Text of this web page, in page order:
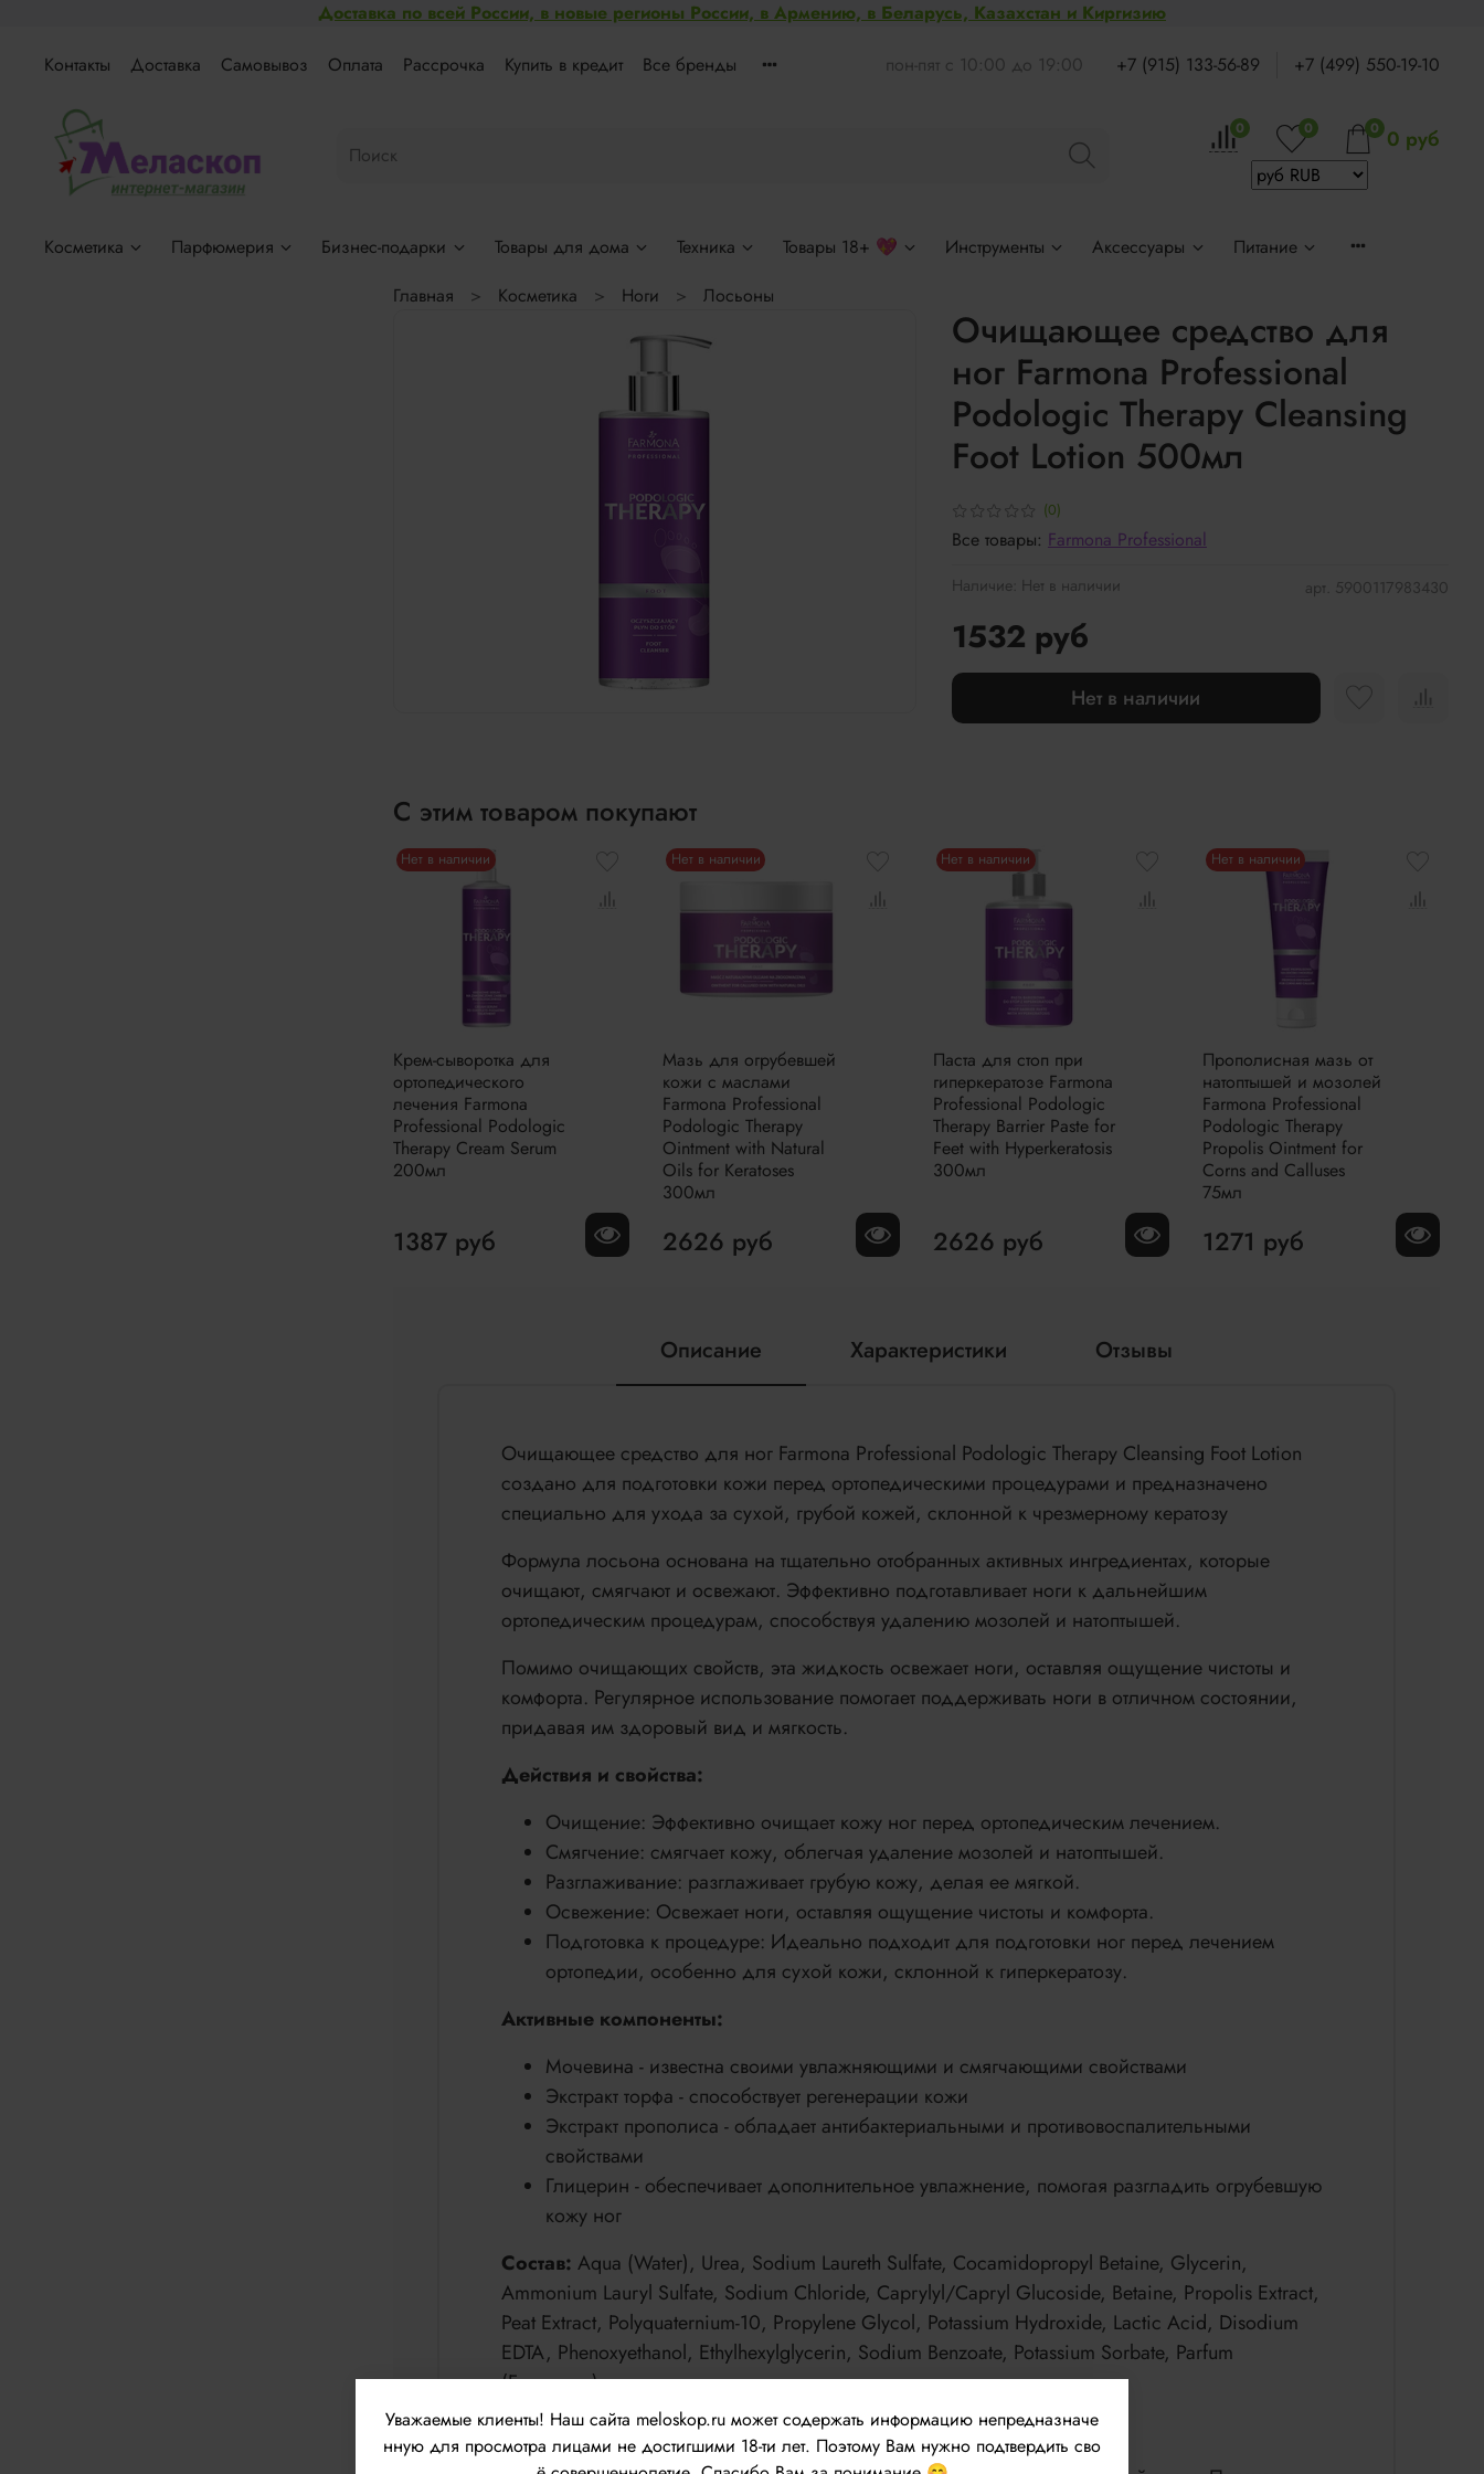
Доставка по всей России, в новые регионы России, в Армению, в Беларусь, Казахстан и Киргизию
Контакты Доставка Самовывоз Оплата Рассрочка Купить в кредит Все бренды пон-пят с 10:00 до 19:00 +7 (915) 133-56-89 +7 (499) 550-19-10
0 0 0 0 руб
Косметика Парфюмерия Бизнес-подарки Товары для дома Техника Товары 18+ 💖 Инструменты Аксессуары
Питание
Главная
Косметика Ноги Лосьоны
(0)
арт. 5900117983430
Наличие: Нет в наличии
Очищающее средство для
ног Farmona Professional
Podologic Therapy Cleansing
Foot Lotion 500мл
1532 руб
Нет в наличии
Все товары: Farmona Professional
С этим товаром покупают
Нет в наличии
Крем-сыворотка для
ортопедического
лечения Farmona
Professional Podologic
Therapy Cream Serum
200мл
1387 руб
Нет в наличии
Мазь для огрубевшей
кожи с маслами
Farmona Professional
Podologic Therapy
Ointment with Natural
Oils for Keratoses
300мл
2626 руб
Нет в наличии
Паста для стоп при
гиперкератозе Farmona
Professional Podologic
Therapy Barrier Paste for
Feet with Hyperkeratosis
300мл
2626 руб
Нет в наличии
Прополисная мазь от
натоптышей и мозолей
Farmona Professional
Podologic Therapy
Propolis Ointment for
Corns and Calluses
75мл
1271 руб
Описание Характеристики Отзывы
Очищающее средство для ног Farmona Professional Podologic Therapy Cleansing Foot Lotion
создано для подготовки кожи перед ортопедическими процедурами и предназначено
специально для ухода за сухой, грубой кожей, склонной к чрезмерному кератозу
Формула лосьона основана на тщательно отобранных активных ингредиентах, которые
очищают, смягчают и освежают. Эффективно подготавливает ноги к дальнейшим
ортопедическим процедурам, способствуя удалению мозолей и натоптышей.
Помимо очищающих свойств, эта жидкость освежает ноги, оставляя ощущение чистоты и
комфорта. Регулярное использование помогает поддерживать ноги в отличном состоянии,
придавая им здоровый вид и мягкость.
Действия и свойства:
Очищение: Эффективно очищает кожу ног перед ортопедическим лечением.
Смягчение: смягчает кожу, облегчая удаление мозолей и натоптышей.
Разглаживание: разглаживает грубую кожу, делая ее мягкой.
Освежение: Освежает ноги, оставляя ощущение чистоты и комфорта.
Подготовка к процедуре: Идеально подходит для подготовки ног перед лечением
ортопедии, особенно для сухой кожи, склонной к гиперкератозу.
Активные компоненты:
Мочевина - известна своими увлажняющими и смягчающими свойствами
Экстракт торфа - способствует регенерации кожи
Экстракт прополиса - обладает антибактериальными и противовоспалительными
свойствами
Глицерин - обеспечивает дополнительное увлажнение, помогая разгладить огрубевшую
кожу ног
Состав: Aqua (Water), Urea, Sodium Laureth Sulfate, Cocamidopropyl Betaine, Glycerin,
Ammonium Lauryl Sulfate, Sodium Chloride, Caprylyl/Capryl Glucoside, Betaine, Propolis Extract,
Peat Extract, Polyquaternium-10, Propylene Glycol, Potassium Hydroxide, Lactic Acid, Disodium
EDTA, Phenoxyethanol, Ethylhexylglycerin, Sodium Benzoate, Potassium Sorbate, Parfum
(Fragrance).
Способ применения:
Уважаемые клиенты! Наш сайта meloskop.ru может содержать информацию непредназначе
нную для просмотра лицами не достигшими 18-ти лет. Поэтому Вам нужно подтвердить сво